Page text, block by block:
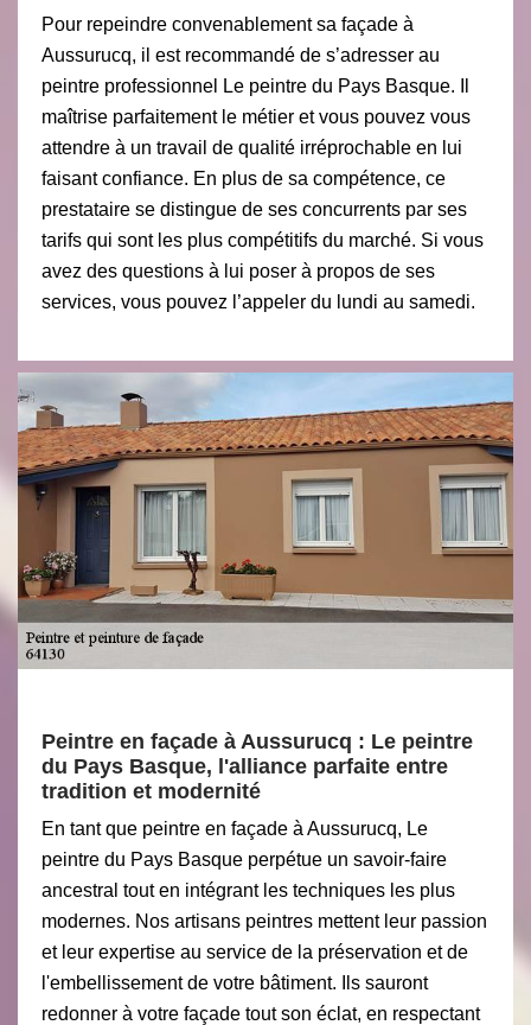
Pour repeindre convenablement sa façade à
Aussurucq, il est recommandé de s’adresser au
peintre professionnel Le peintre du Pays Basque. Il
maîtrise parfaitement le métier et vous pouvez vous
attendre à un travail de qualité irréprochable en lui
faisant confiance. En plus de sa compétence, ce
prestataire se distingue de ses concurrents par ses
tarifs qui sont les plus compétitifs du marché. Si vous
avez des questions à lui poser à propos de ses
services, vous pouvez l’appeler du lundi au samedi.
Peintre en façade à Aussurucq : Le peintre
du Pays Basque, l'alliance parfaite entre
tradition et modernité
En tant que peintre en façade à Aussurucq, Le
peintre du Pays Basque perpétue un savoir-faire
ancestral tout en intégrant les techniques les plus
modernes. Nos artisans peintres mettent leur passion
et leur expertise au service de la préservation et de
l'embellissement de votre bâtiment. Ils sauront
redonner à votre façade tout son éclat, en respectant